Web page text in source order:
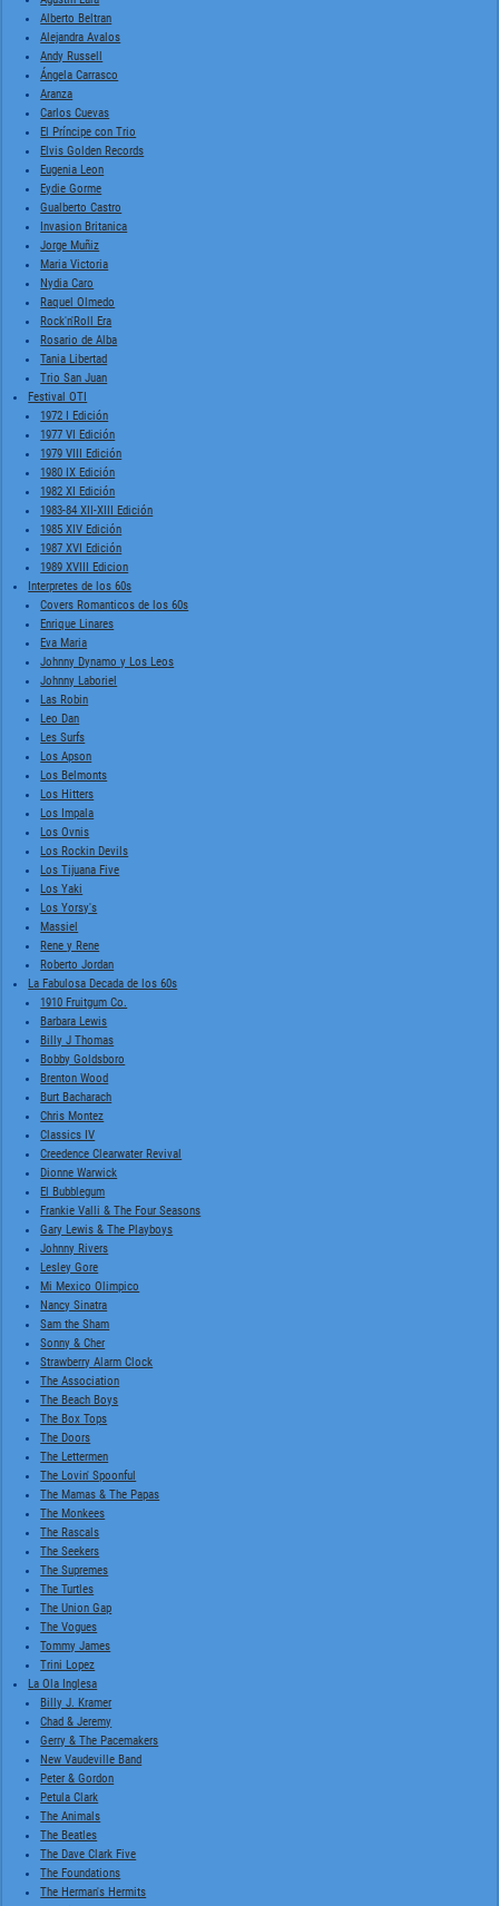
Alberto Beltran
Alejandra Avalos
Andy Russell
Ángela Carrasco
Aranza
Carlos Cuevas
El Príncipe con Trio
Elvis Golden Records
Eugenia Leon
Eydie Gorme
Gualberto Castro
Invasion Britanica
Jorge Muñiz
Maria Victoria
Nydia Caro
Raquel Olmedo
Rock'n'Roll Era
Rosario de Alba
Tania Libertad
Trio San Juan
Festival OTI
1972 I Edición
1977 VI Edición
1979 VIII Edición
1980 IX Edición
1982 XI Edición
1983-84 XII-XIII Edición
1985 XIV Edición
1987 XVI Edición
1989 XVIII Edicion
Interpretes de los 60s
Covers Romanticos de los 60s
Enrique Linares
Eva Maria
Johnny Dynamo y Los Leos
Johnny Laboriel
Las Robin
Leo Dan
Les Surfs
Los Apson
Los Belmonts
Los Hitters
Los Impala
Los Ovnis
Los Rockin Devils
Los Tijuana Five
Los Yaki
Los Yorsy's
Massiel
Rene y Rene
Roberto Jordan
La Fabulosa Decada de los 60s
1910 Fruitgum Co.
Barbara Lewis
Billy J Thomas
Bobby Goldsboro
Brenton Wood
Burt Bacharach
Chris Montez
Classics IV
Creedence Clearwater Revival
Dionne Warwick
El Bubblegum
Frankie Valli & The Four Seasons
Gary Lewis & The Playboys
Johnny Rivers
Lesley Gore
Mi Mexico Olimpico
Nancy Sinatra
Sam the Sham
Sonny & Cher
Strawberry Alarm Clock
The Association
The Beach Boys
The Box Tops
The Doors
The Lettermen
The Lovin' Spoonful
The Mamas & The Papas
The Monkees
The Rascals
The Seekers
The Supremes
The Turtles
The Union Gap
The Vogues
Tommy James
Trini Lopez
La Ola Inglesa
Billy J. Kramer
Chad & Jeremy
Gerry & The Pacemakers
New Vaudeville Band
Peter & Gordon
Petula Clark
The Animals
The Beatles
The Dave Clark Five
The Foundations
The Herman's Hermits